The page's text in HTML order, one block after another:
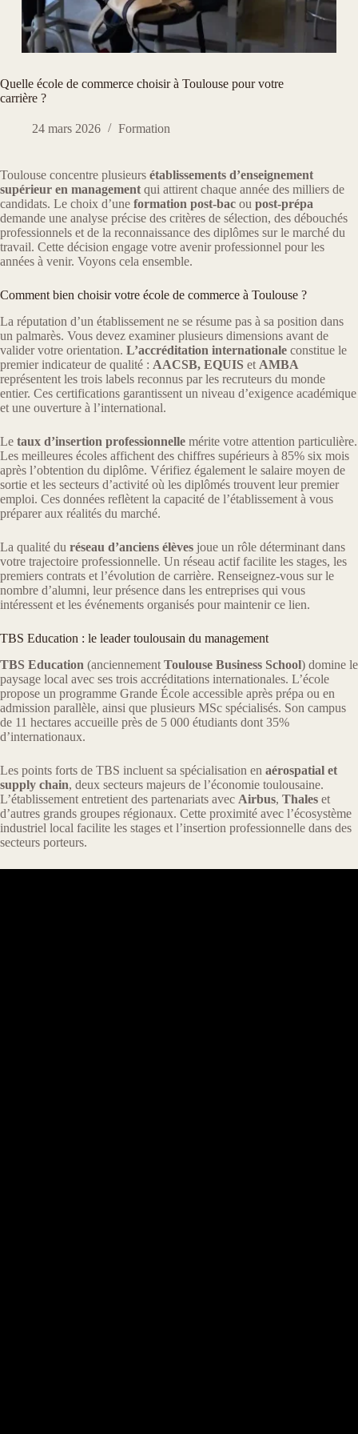
Quelle école de commerce choisir à Toulouse pour votre
carrière ?
24 mars 2026 Formation
Toulouse concentre plusieurs établissements d’enseignement
supérieur en management qui attirent chaque année des milliers de
candidats. Le choix d’une formation post-bac ou post-prépa
demande une analyse précise des critères de sélection, des débouchés
professionnels et de la reconnaissance des diplômes sur le marché du
travail. Cette décision engage votre avenir professionnel pour les
années à venir. Voyons cela ensemble.
Comment bien choisir votre école de commerce à Toulouse ?
La réputation d’un établissement ne se résume pas à sa position dans
un palmarès. Vous devez examiner plusieurs dimensions avant de
valider votre orientation. L’accréditation internationale constitue le
premier indicateur de qualité : AACSB, EQUIS et AMBA
représentent les trois labels reconnus par les recruteurs du monde
entier. Ces certifications garantissent un niveau d’exigence académique
et une ouverture à l’international.
Le taux d’insertion professionnelle mérite votre attention particulière.
Les meilleures écoles affichent des chiffres supérieurs à 85% six mois
après l’obtention du diplôme. Vérifiez également le salaire moyen de
sortie et les secteurs d’activité où les diplômés trouvent leur premier
emploi. Ces données reflètent la capacité de l’établissement à vous
préparer aux réalités du marché.
La qualité du réseau d’anciens élèves joue un rôle déterminant dans
votre trajectoire professionnelle. Un réseau actif facilite les stages, les
premiers contrats et l’évolution de carrière. Renseignez-vous sur le
nombre d’alumni, leur présence dans les entreprises qui vous
intéressent et les événements organisés pour maintenir ce lien.
TBS Education : le leader toulousain du management
TBS Education (anciennement Toulouse Business School) domine le
paysage local avec ses trois accréditations internationales. L’école
propose un programme Grande École accessible après prépa ou en
admission parallèle, ainsi que plusieurs MSc spécialisés. Son campus
de 11 hectares accueille près de 5 000 étudiants dont 35%
d’internationaux.
Les points forts de TBS incluent sa spécialisation en aérospatial et
supply chain, deux secteurs majeurs de l’économie toulousaine.
L’établissement entretient des partenariats avec Airbus, Thales et
d’autres grands groupes régionaux. Cette proximité avec l’écosystème
industriel local facilite les stages et l’insertion professionnelle dans des
secteurs porteurs.